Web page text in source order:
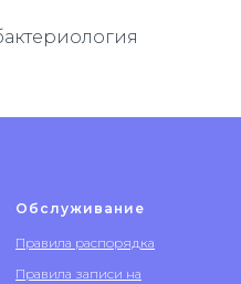
Обслуживание
Правила распорядка
Правила записи на